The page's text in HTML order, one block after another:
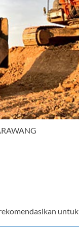
untuk